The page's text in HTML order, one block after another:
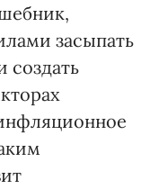
засыпать
создать